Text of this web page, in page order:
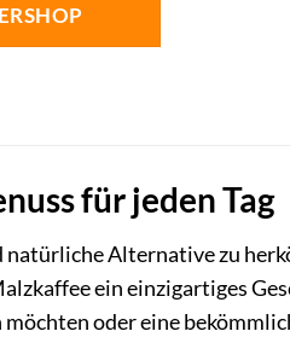
für jeden Tag
natürliche Alternative zu
ein einzigartiges
oder eine